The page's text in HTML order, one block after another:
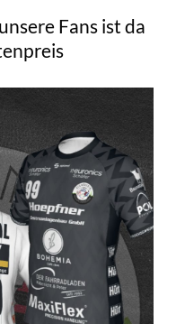
Fans ist da